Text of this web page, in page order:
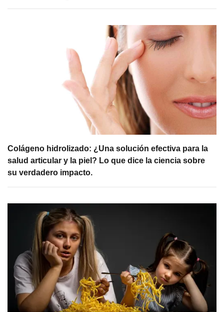
Colágeno hidrolizado: ¿Una solución efectiva para la
salud articular y la piel? Lo que dice la ciencia sobre
su verdadero impacto.